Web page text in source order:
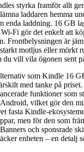
styrka framför allt
laddaren hemma
enda laddning. 16 GB
Fi gör det enkelt att
Frontbelysningen är
motljus eller mörkt
du vill vila ögonen sent
som Kindle 16
med tanke på
funktioner som
vilket gör den
fasta Kindle-
men för den som
och sponsrade
enheten – en detalj